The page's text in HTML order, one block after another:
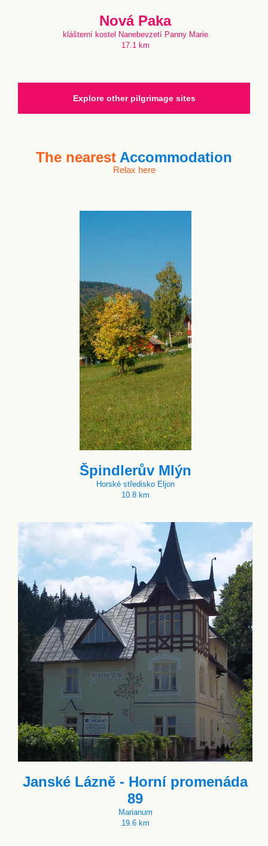
Nová Paka
klášterní kostel Nanebevzetí Panny Marie
17.1 km
Explore other pilgrimage sites
The nearest Accommodation
Relax here
Špindlerův Mlýn
Horské středisko Eljon
10.8 km
Janské Lázně - Horní promenáda
89
Marianum
19.6 km